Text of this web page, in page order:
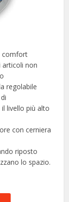
comfort
articoli non
regolabile
livello più alto
con cerniera
riposto
lo spazio.